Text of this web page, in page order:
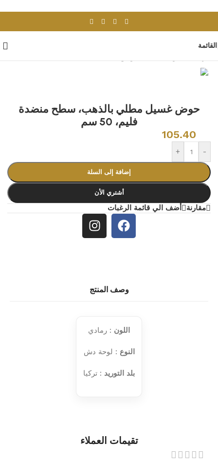
القائمة
حوض غسيل مطلي بالذهب، سطح منضدة
فليم، 50 سم
105.40
-
+
إضافة إلى السلة
أشتري الأن
مقارنة أضف الي قائمة الرغبات
وصف المنتج
اللون : رمادي
النوع : لوحة دش
بلد التوريد : تركيا
تقيمات العملاء